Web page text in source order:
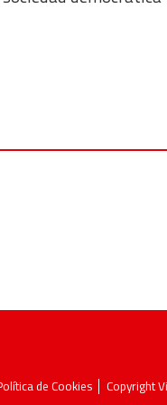
de Cookies Copyright